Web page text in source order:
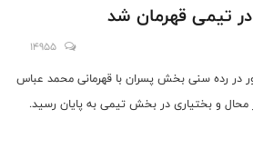
تیمی قهرمان شد
14955
در رده سنی بخش پسران با قهرمانی محمد عباس
محال و بختیاری در بخش تیمی به پایان رسید.